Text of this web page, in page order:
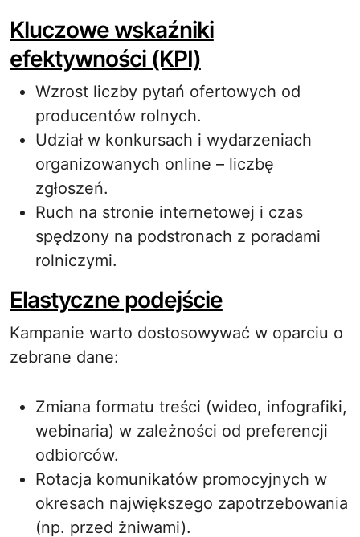
Kluczowe wskaźniki
efektywności (KPI)
Wzrost liczby pytań ofertowych od
producentów rolnych.
Udział w konkursach i wydarzeniach
organizowanych online – liczbę
zgłoszeń.
Ruch na stronie internetowej i czas
spędzony na podstronach z poradami
rolniczymi.
Elastyczne podejście
Kampanie warto dostosowywać w oparciu o
zebrane dane:
Zmiana formatu treści (wideo, infografiki,
webinaria) w zależności od preferencji
odbiorców.
Rotacja komunikatów promocyjnych w
okresach największego zapotrzebowania
(np. przed żniwami).